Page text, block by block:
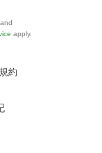
apply.
約